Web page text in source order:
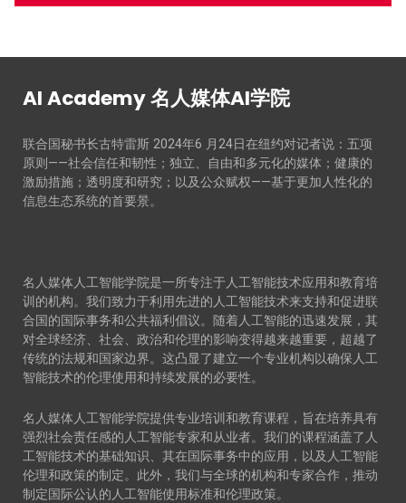
AI Academy 名人媒体AI学院
联合国秘书长古特雷斯 2024年6 月24日在纽约对记者说：五项
原则——社会信任和韧性；独立、自由和多元化的媒体；健康的
激励措施；透明度和研究；以及公众赋权——基于更加人性化的
信息生态系统的首要景。
名人媒体人工智能学院是一所专注于人工智能技术应用和教育培
训的机构。我们致力于利用先进的人工智能技术来支持和促进联
合国的国际事务和公共福利倡议。随着人工智能的迅速发展，其
对全球经济、社会、政治和伦理的影响变得越来越重要，超越了
传统的法规和国家边界。这凸显了建立一个专业机构以确保人工
智能技术的伦理使用和持续发展的必要性。
名人媒体人工智能学院提供专业培训和教育课程，旨在培养具有
强烈社会责任感的人工智能专家和从业者。我们的课程涵盖了人
工智能技术的基础知识、其在国际事务中的应用，以及人工智能
伦理和政策的制定。此外，我们与全球的机构和专家合作，推动
制定国际公认的人工智能使用标准和伦理政策。